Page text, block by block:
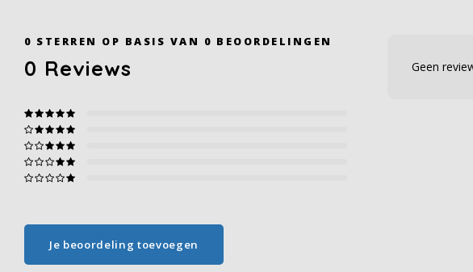
0 STERREN OP BASIS VAN 0 BEOORDELINGEN
0 Reviews
Je beoordeling toevoegen
Geen